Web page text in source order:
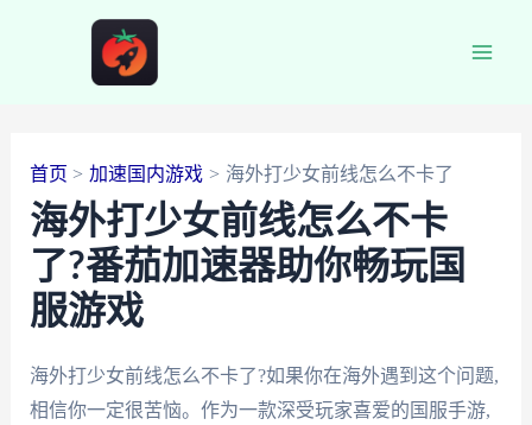
首页 加速国内游戏 海外打少女前线怎么不卡了
海外打少女前线怎么不卡
了?番茄加速器助你畅玩国
服游戏
海外打少女前线怎么不卡了?如果你在海外遇到这个问题,
相信你一定很苦恼。作为一款深受玩家喜爱的国服手游,